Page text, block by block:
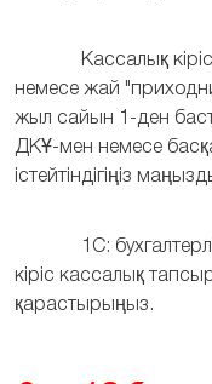
Кассалық кіріс
немесе жай
жыл сайын 1-ден
ДКҰ-мен немесе
істейтіндігіңіз
1С:
кіріс кассалық
қарастырыңыз.